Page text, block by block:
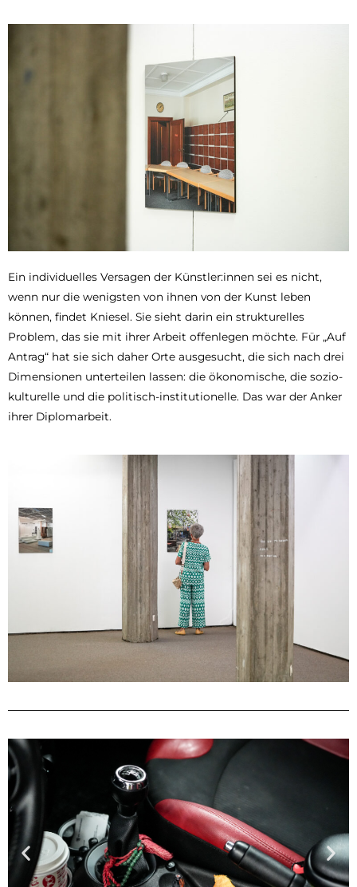
Ein individuelles Versagen der Künstler:innen sei es nicht,
wenn nur die wenigsten von ihnen von der Kunst leben
können, findet Kniesel. Sie sieht darin ein strukturelles
Problem, das sie mit ihrer Arbeit offenlegen möchte. Für „Auf
Antrag“ hat sie sich daher Orte ausgesucht, die sich nach drei
Dimensionen unterteilen lassen: die ökonomische, die sozio-
kulturelle und die politisch-institutionelle. Das war der Anker
ihrer Diplomarbeit.